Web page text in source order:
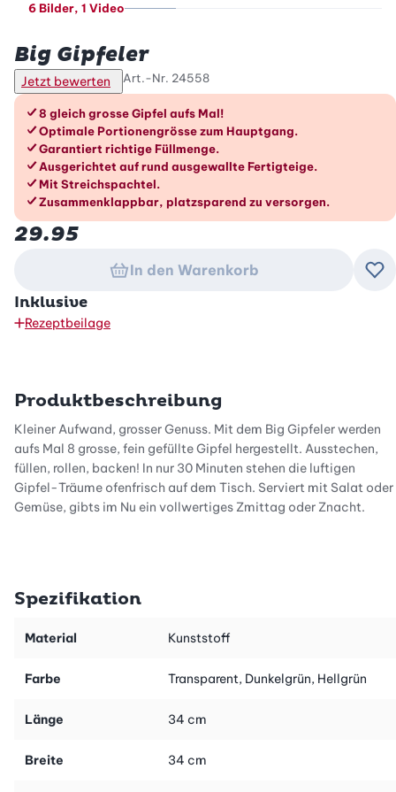
6 Bilder, 1 Video
Big Gipfeler
Jetzt bewerten Art.-Nr. 24558
Die Vorteile im Überblick
8 gleich grosse Gipfel aufs Mal!
Optimale Portionengrösse zum Hauptgang.
Garantiert richtige Füllmenge.
Ausgerichtet auf rund ausgewallte Fertigteige.
Mit Streichspachtel.
Zusammenklappbar, platzsparend zu versorgen.
29.95
In den Warenkorb
Inklusive
Rezeptbeilage
Produktbeschreibung
Kleiner Aufwand, grosser Genuss. Mit dem Big Gipfeler werden
aufs Mal 8 grosse, fein gefüllte Gipfel hergestellt. Ausstechen,
füllen, rollen, backen! In nur 30 Minuten stehen die luftigen
Gipfel-Träume ofenfrisch auf dem Tisch. Serviert mit Salat oder
Gemüse, gibts im Nu ein vollwertiges Zmittag oder Znacht.
Spezifikation
Material Kunststoff
Farbe Transparent, Dunkelgrün, Hellgrün
Länge 34 cm
Breite 34 cm